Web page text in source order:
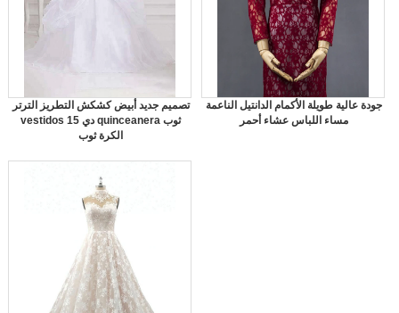
تصميم جديد أبيض كشكش التطريز الترتر
vestidos دي 15 quinceanera ثوب
الكرة ثوب
جودة عالية طويلة الأكمام الدانتيل الناعمة
مساء اللباس عشاء أحمر